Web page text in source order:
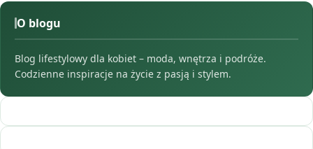
O blogu
Blog lifestylowy dla kobiet – moda, wnętrza i podróże.
Codzienne inspiracje na życie z pasją i stylem.